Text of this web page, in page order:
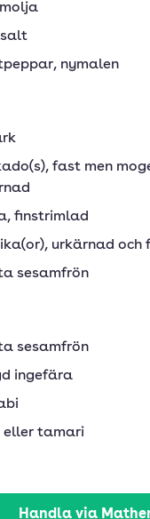
, nymalen
, fast men
, finstrimlad
, urkärnad och
sesamfrön
sesamfrön
ingefära
eller tamari
Handla via